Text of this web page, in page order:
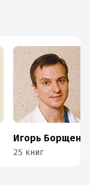
25 книг